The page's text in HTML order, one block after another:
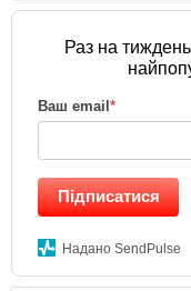
Раз на
Ваш email*
Підписатися
Надано SendPulse